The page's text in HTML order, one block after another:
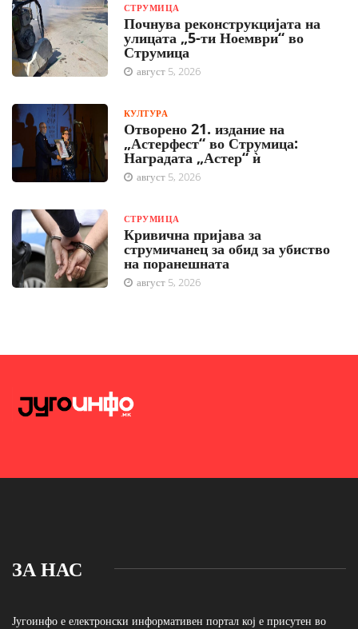
СТРУМИЦА
Почнува реконструкцијата на
улицата „5-ти Ноември“ во
Струмица
август 5, 2026
КУЛТУРА
Отворено 21. издание на
„Астерфест“ во Струмица:
Наградата „Астер“ ѝ
август 5, 2026
СТРУМИЦА
Кривична пријава за
струмичанец за обид за убиство
на поранешната
август 5, 2026
ЗА НАС
Југоинфо е електронски информативен портал кој е присутен во